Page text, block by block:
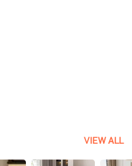
VIEW ALL